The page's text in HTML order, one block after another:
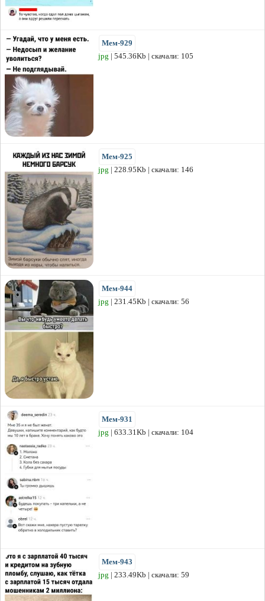
Мем-929
jpg | 545.36Kb | скачали: 105
Мем-925
jpg | 228.95Kb | скачали: 146
Мем-944
jpg | 231.45Kb | скачали: 56
Мем-931
jpg | 633.31Kb | скачали: 104
Мем-943
jpg | 233.49Kb | скачали: 59